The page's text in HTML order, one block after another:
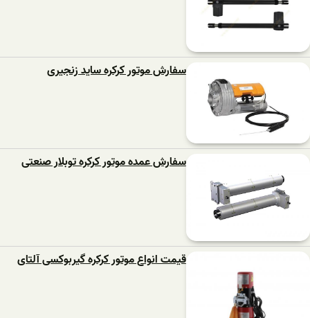
سفارش موتور کرکره ساید زنجیری
سفارش عمده موتور کرکره توبلار صنعتی
قیمت انواع موتور کرکره گیربوکسی آلتای